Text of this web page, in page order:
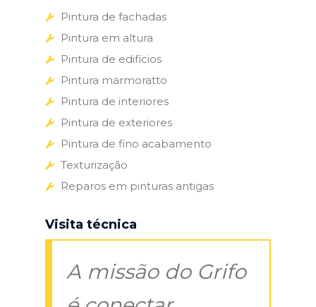
Pintura de fachadas
Pintura em altura
Pintura de edifícios
Pintura marmoratto
Pintura de interiores
Pintura de exteriores
Pintura de fino acabamento
Texturização
Reparos em pinturas antigas
Visita técnica
A missão do Grifo